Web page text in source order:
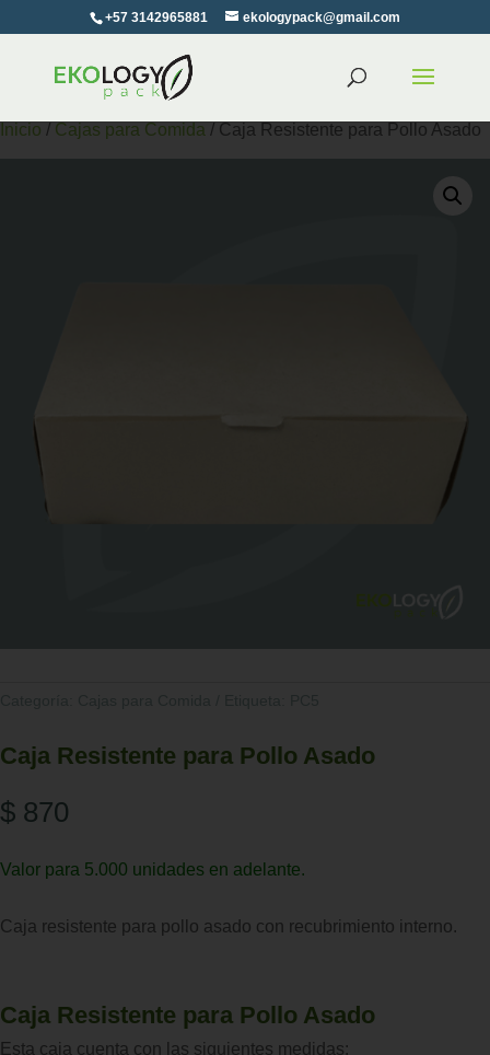
+57 3142965881 ekologypack@gmail.com
Inicio / Cajas para Comida / Caja Resistente para Pollo Asado
Caja Resistente para Pollo Asado
$ 870
Valor para 5.000 unidades en adelante.
Caja resistente para pollo asado con recubrimiento interno.
Caja Resistente para Pollo Asado
Esta caja cuenta con las siguientes medidas: